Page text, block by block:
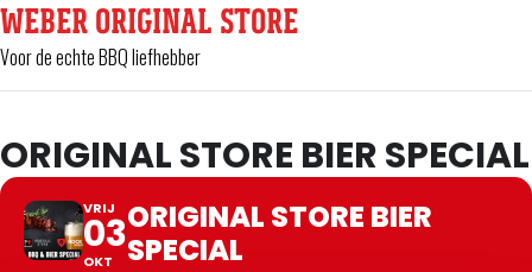
WEBER ORIGINAL STORE
Voor de echte BBQ liefhebber
ORIGINAL STORE BIER SPECIAL
VRIJ
03
OKT
ORIGINAL STORE BIER
SPECIAL